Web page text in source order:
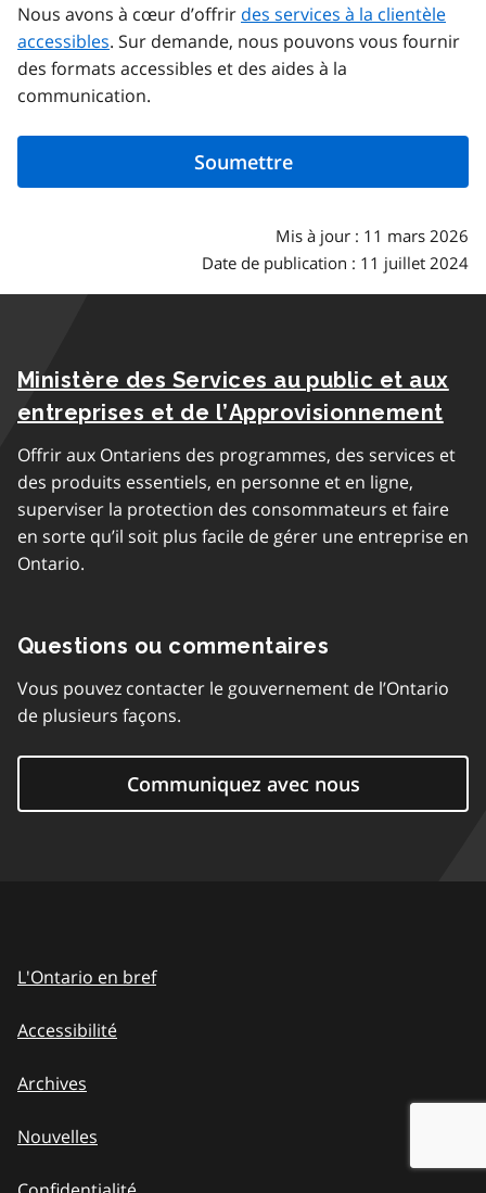
Nous avons à cœur d’offrir des services à la clientèle
accessibles. Sur demande, nous pouvons vous fournir
des formats accessibles et des aides à la
communication.
Mis à jour : 11 mars 2026
Date de publication : 11 juillet 2024
Ministère des Services au public et aux
entreprises et de l’Approvisionnement
Offrir aux Ontariens des programmes, des services et
des produits essentiels, en personne et en ligne,
superviser la protection des consommateurs et faire
en sorte qu’il soit plus facile de gérer une entreprise en
Ontario.
Questions ou commentaires
Vous pouvez contacter le gouvernement de l’Ontario
de plusieurs façons.
Communiquez avec nous
L'Ontario en bref
Accessibilité
Archives
Nouvelles